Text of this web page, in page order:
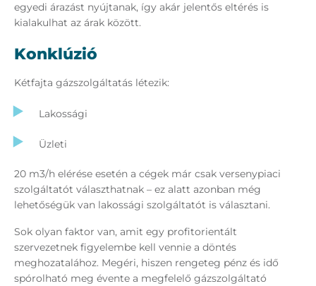
egyedi árazást nyújtanak, így akár jelentős eltérés is
kialakulhat az árak között.
Konklúzió
Kétfajta gázszolgáltatás létezik:
Lakossági
Üzleti
20 m3/h elérése esetén a cégek már csak versenypiaci
szolgáltatót választhatnak – ez alatt azonban még
lehetőségük van lakossági szolgáltatót is választani.
Sok olyan faktor van, amit egy profitorientált
szervezetnek figyelembe kell vennie a döntés
meghozatalához. Megéri, hiszen rengeteg pénz és idő
spórolható meg évente a megfelelő gázszolgáltató